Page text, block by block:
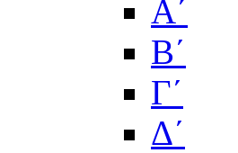
Α΄
Β΄
Γ΄
Δ΄